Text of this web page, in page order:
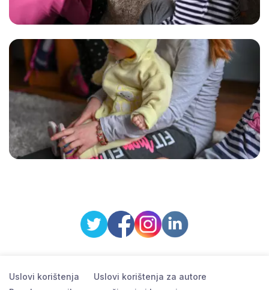
Uslovi korištenja
Uslovi korištenja za autore